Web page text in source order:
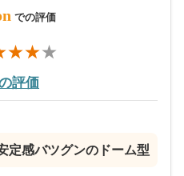
での評価
評価
定感バツグンのドーム型